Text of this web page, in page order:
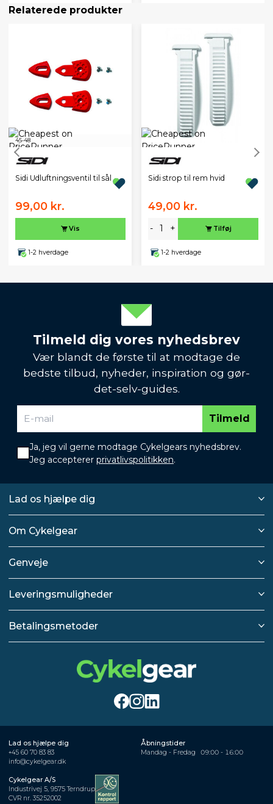
Relaterede produkter
45-48
Sidi Udluftningsventil til sål
99,00 kr.
Vis
1-2 hverdage
Sidi strop til rem hvid
49,00 kr.
- + Tilføj
1-2 hverdage
Tilmeld dig vores nyhedsbrev
Vær blandt de første til at modtage de
bedste tilbud, nyheder, inspiration og gør-
det-selv-guides.
Tilmeld
Ja, jeg vil gerne modtage Cykelgears nyhedsbrev.
Jeg accepterer privatlivspolitikken.
Lad os hjælpe dig
Om Cykelgear
Genveje
Leveringsmuligheder
Betalingsmetoder
Lad os hjælpe dig
+45 60 70 83 83
info@cykelgear.dk
Åbningstider
Mandag - Fredag
09:00 - 16:00
Cykelgear A/S
Industrivej 5, 9575 Terndrup
CVR nr. 35252002